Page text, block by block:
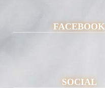
FACEBOOK
SOCIAL